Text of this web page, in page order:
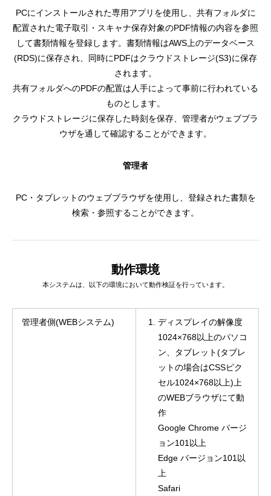
PCにインストールされた専用アプリを使用し、共有フォルダに
配置された電子取引・スキャナ保存対象のPDF情報の内容を参照
して書類情報を登録します。書類情報はAWS上のデータベース
(RDS)に保存され、同時にPDFはクラウドストレージ(S3)に保存
されます。
共有フォルダへのPDFの配置は人手によって事前に行われている
ものとします。
クラウドストレージに保存した時刻を保存、管理者がウェブブラ
ウザを通して確認することができます。
管理者
PC・タブレットのウェブブラウザを使用し、登録された書類を
検索・参照することができます。
動作環境
本システムは、以下の環境において動作検証を行っています。
管理者側(WEBシステム)
ディスプレイの解像度
1024×768以上のパソコ
ン、タブレット(タブレ
ットの場合はCSSピク
セル1024×768以上)上
のWEBブラウザにて動
作
Google Chrome バージ
ョン101以上
Edge バージョン101以
上
Safari